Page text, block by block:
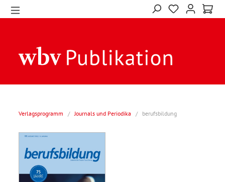
Verlagsprogramm / Journals und Periodika / berufsbildung